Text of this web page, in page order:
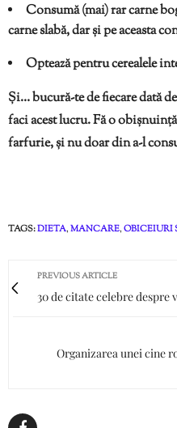
Consumă (mai) rar carne
carne slabă, dar și pe aceasta
Optează pentru cerealele
Și… bucură-te de fiecare dată
faci acest lucru. Fă o
farfurie, și nu doar din a-l
TAGS:DIETA,MANCARE,OBICEIURI
PREVIOUS ARTICLE
30 de citate celebre despre
Organizarea unei cine